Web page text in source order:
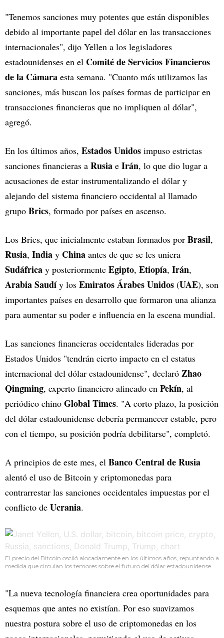
"Tenemos sanciones muy potentes que están disponibles
debido al importante papel del dólar en las transacciones
internacionales", dijo Yellen a los legisladores
estadounidenses en el Comité de Servicios Financieros
de la Cámara esta semana. "Cuanto más utilizamos las
sanciones, más buscan los países formas de participar en
transacciones financieras que no impliquen al dólar",
agregó.
En los últimos años, Estados Unidos impuso estrictas
sanciones financieras a Rusia e Irán, lo que dio lugar a
acusaciones de estar instrumentalizando el dólar y
alejando del sistema financiero occidental al llamado
grupo Brics, formado por países en ascenso.
Los Brics, que inicialmente estaban formados por Brasil,
Rusia, India y China antes de que se les uniera
Sudáfrica y posteriormente Egipto, Etiopía, Irán,
Arabia Saudíy los Emiratos Árabes Unidos (UAE), son
importantes países en desarrollo que formaron una alianza
para aumentar su poder e influencia en la escena mundial.
Las sanciones financieras occidentales lideradas por
Estados Unidos "tendrán cierto impacto en el estatus
internacional del dólar estadounidense", declaró Zhao
Qingming, experto financiero afincado en Pekín, al
periódico chino Global Times. "A corto plazo, la posición
del dólar estadounidense debería permanecer estable, pero
con el tiempo, su posición podría debilitarse", completó.
A principios de este mes, el Banco Central de Rusia
alentó el uso de Bitcoin y criptomonedas para
contrarrestar las sanciones occidentales impuestas por el
conflicto de Ucrania.
El precio del Bitcoin osciló alocadamente en los últimos años, repuntando a
medida que circulan los temores sobre el futuro del dólar estadounidense.
"La nueva tecnología financiera crea oportunidades para
esquemas que antes no existían. Por eso suavizamos
nuestra postura sobre el uso de criptomonedas en los